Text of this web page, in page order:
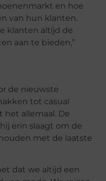
en hoe
van hun klanten.
klanten altijd de
aan te bieden,”
de nieuwste
tot casual
het allemaal. De
erin slaagt om de
met de laatste
dat we altijd een